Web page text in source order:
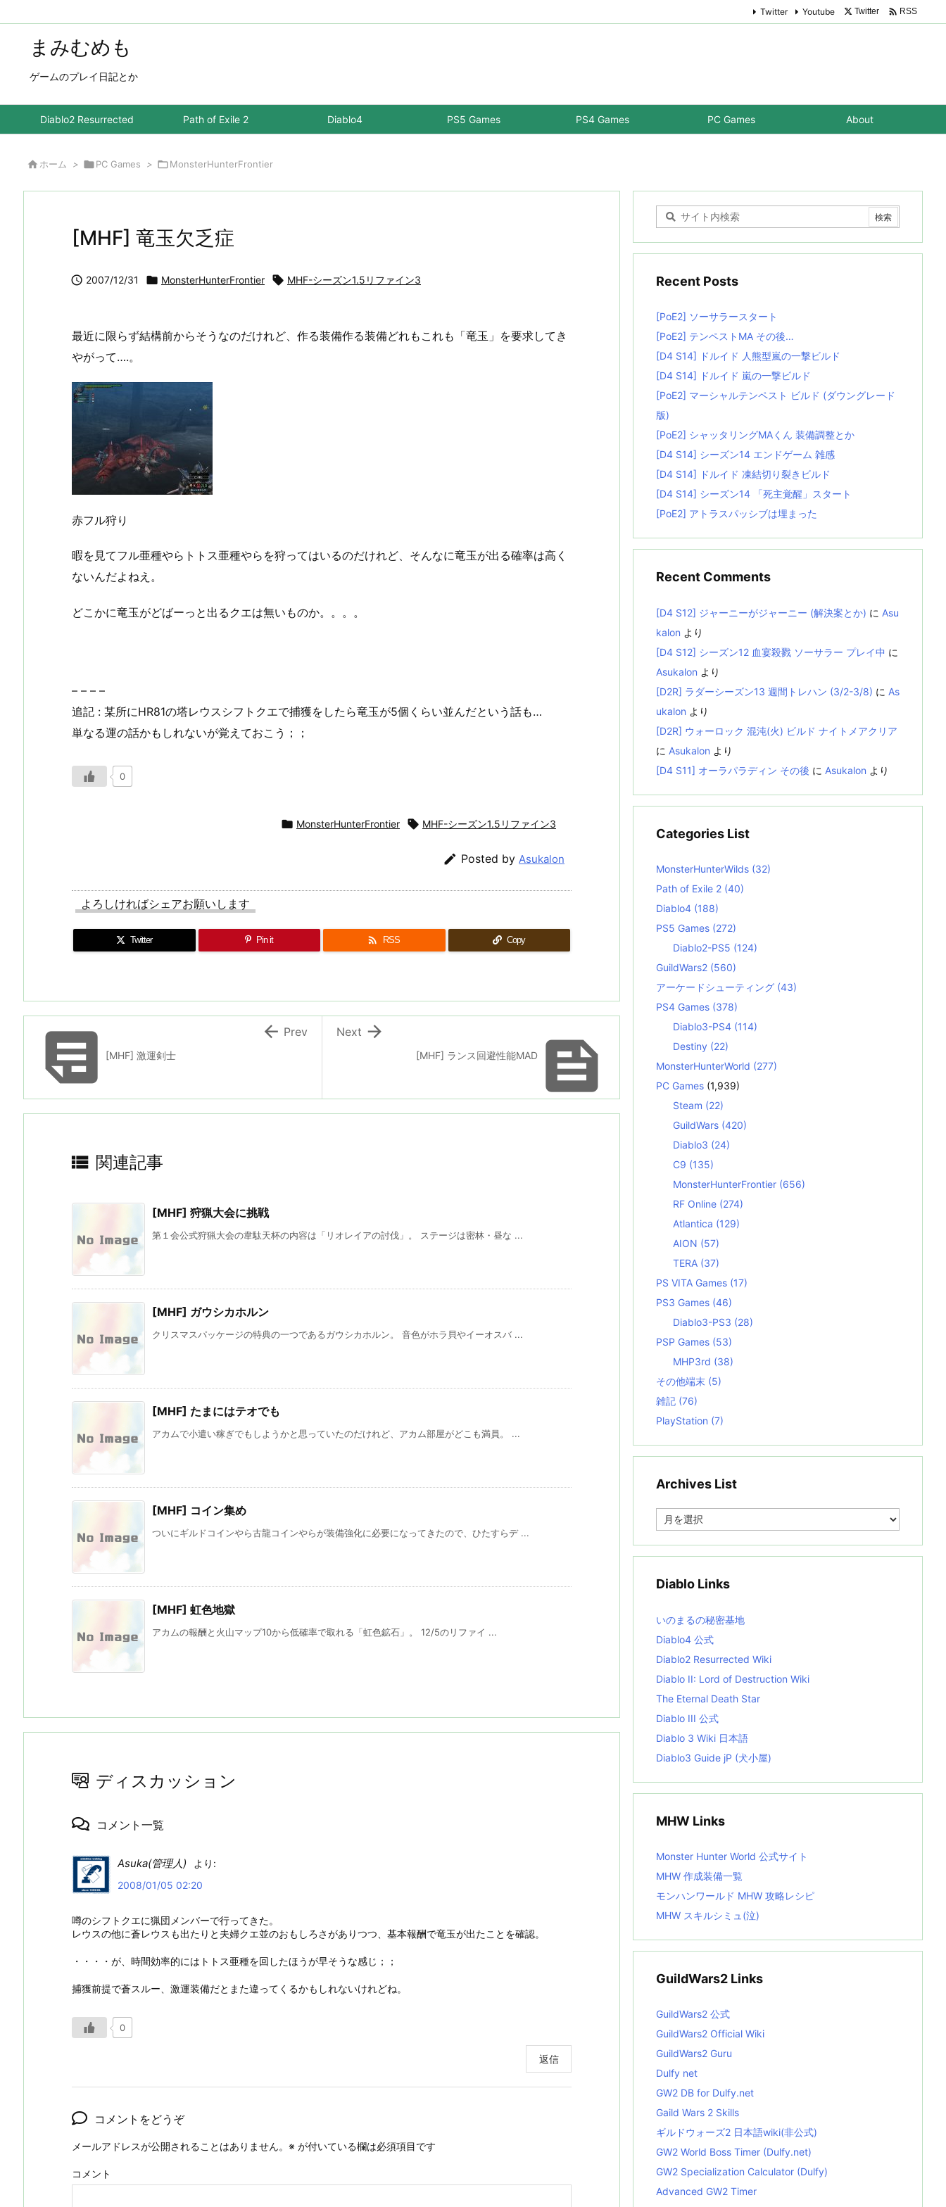
まみむめも
ゲームのプレイ日記とか
Diablo2 Resurrected Path of Exile 2 Diablo4 PS5 Games PS4 Games PC Games About
Twitter Youtube Twitter  RSS
 ホーム > PC Games > MonsterHunterFrontier
[MHF] 竜玉欠乏症
 2007/12/31  MonsterHunterFrontier  MHF-シーズン1.5リファイン3
最近に限らず結構前からそうなのだけれど、作る装備作る装備どれもこれも「竜玉」を要求してき
やがって….。
赤フル狩り
暇を見てフル亜種やらトトス亜種やらを狩ってはいるのだけれど、そんなに竜玉が出る確率は高く
ないんだよねえ。
どこかに竜玉がどばーっと出るクエは無いものか。。。。
– – – –
追記 : 某所にHR81の塔レウスシフトクエで捕獲をしたら竜玉が5個くらい並んだという話も…
単なる運の話かもしれないが覚えておこう；；
0
 MonsterHunterFrontier  MHF-シーズン1.5リファイン3
 Posted by Asukalon
よろしければシェアお願いします
Twitter Pin it  RSS Copy

[MHF] ランス回避性能MAD

Next
[MHF] 激運剣士
 Prev
 関連記事
[MHF] 狩猟大会に挑戦
第１会公式狩猟大会の韋駄天杯の内容は「リオレイアの討伐」。 ステージは密林・昼な ...
[MHF] ガウシカホルン
クリスマスパッケージの特典の一つであるガウシカホルン。 音色がホラ貝やイーオスバ ...
[MHF] たまにはテオでも
アカムで小遣い稼ぎでもしようかと思っていたのだけれど、アカム部屋がどこも満員。 ...
[MHF] コイン集め
ついにギルドコインやら古龍コインやらが装備強化に必要になってきたので、ひたすらデ ...
[MHF] 虹色地獄
アカムの報酬と火山マップ10から低確率で取れる「虹色鉱石」。 12/5のリファイ ...
ディスカッション
コメント一覧
Asuka(管理人)
より:
2008/01/05 02:20
噂のシフトクエに猟団メンバーで行ってきた。
レウスの他に蒼レウスも出たりと夫婦クエ並のおもしろさがありつつ、基本報酬で竜玉が出たことを確認。
・・・・が、時間効率的にはトトス亜種を回したほうが早そうな感じ；；
捕獲前提で蒼スルー、激運装備だとまた違ってくるかもしれないけれどね。
0
返信
コメントをどうぞ
メールアドレスが公開されることはありません。 ※ が付いている欄は必須項目です
コメント
Recent Posts
[PoE2] ソーサラースタート
[PoE2] テンペストMA その後…
[D4 S14] ドルイド 人熊型嵐の一撃ビルド
[D4 S14] ドルイド 嵐の一撃ビルド
[PoE2] マーシャルテンペスト ビルド (ダウングレード
版)
[PoE2] シャッタリングMAくん 装備調整とか
[D4 S14] シーズン14 エンドゲーム 雑感
[D4 S14] ドルイド 凍結切り裂きビルド
[D4 S14] シーズン14 「死主覚醒」スタート
[PoE2] アトラスパッシブは埋まった
Recent Comments
[D4 S12] ジャーニーがジャーニー (解決案とか) に Asu
kalon より
[D4 S12] シーズン12 血宴殺戮 ソーサラー プレイ中 に
Asukalon より
[D2R] ラダーシーズン13 週間トレハン (3/2-3/8) に As
ukalon より
[D2R] ウォーロック 混沌(火) ビルド ナイトメアクリア
に Asukalon より
[D4 S11] オーラパラディン その後 に Asukalon より
Categories List
MonsterHunterWilds (32)
Path of Exile 2 (40)
Diablo4 (188)
PS5 Games (272)
Diablo2-PS5 (124)
GuildWars2 (560)
アーケードシューティング (43)
PS4 Games (378)
Diablo3-PS4 (114)
Destiny (22)
MonsterHunterWorld (277)
PC Games (1,939)
Steam (22)
GuildWars (420)
Diablo3 (24)
C9 (135)
MonsterHunterFrontier (656)
RF Online (274)
Atlantica (129)
AION (57)
TERA (37)
PS VITA Games (17)
PS3 Games (46)
Diablo3-PS3 (28)
PSP Games (53)
MHP3rd (38)
その他端末 (5)
雑記 (76)
PlayStation (7)
Archives List
e
i
s
t
Diablo Links
いのまるの秘密基地
Diablo4 公式
Diablo2 Resurrected Wiki
Diablo II: Lord of Destruction Wiki
The Eternal Death Star
Diablo III 公式
Diablo 3 Wiki 日本語
Diablo3 Guide jP (犬小屋)
MHW Links
Monster Hunter World 公式サイト
MHW 作成装備一覧
モンハンワールド MHW 攻略レシピ
MHW スキルシミュ(泣)
GuildWars2 Links
GuildWars2 公式
GuildWars2 Official Wiki
GuildWars2 Guru
Dulfy net
GW2 DB for Dulfy.net
Gaild Wars 2 Skills
ギルドウォーズ2 日本語wiki(非公式)
GW2 World Boss Timer (Dulfy.net)
GW2 Specialization Calculator (Dulfy)
Advanced GW2 Timer